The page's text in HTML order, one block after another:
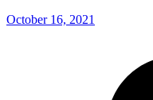
October 16, 2021